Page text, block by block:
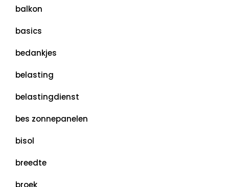
balkon
basics
bedankjes
belasting
belastingdienst
bes zonnepanelen
bisol
breedte
broek